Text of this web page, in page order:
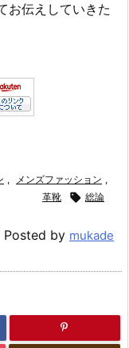
お伝えしていきた
, メンズファッション ,
革靴
 総論
Posted by mukade